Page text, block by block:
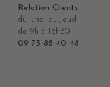
Relation Clients
du lundi au Jeudi
de 9h à 16h30
09 73 88 40 48